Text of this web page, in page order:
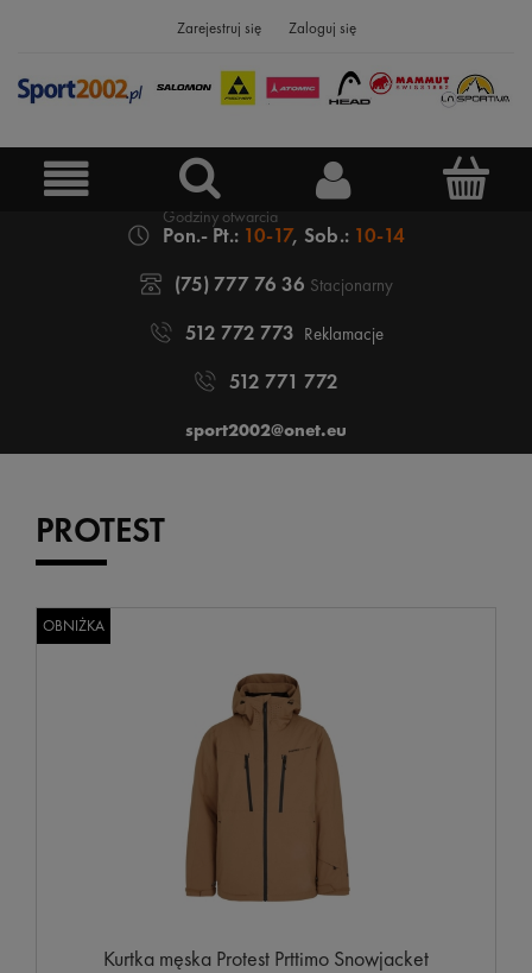
Zarejestruj się Zaloguj się
Pon.- Pt.: 10-17, Sob.: 10-14
(75) 777 76 36 Stacjonarny
512 772 773 Reklamacje
512 771 772
sport2002@onet.eu
PROTEST
Kurtka męska Protest Prttimo Snowjacket
OBNIŻKA